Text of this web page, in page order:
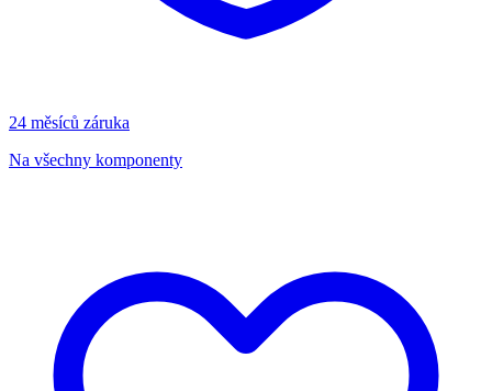
24 měsíců záruka
Na všechny komponenty